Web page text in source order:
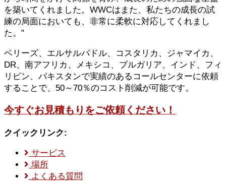
を築いてくれました。WWCはまた、私たちの成長の試
練の局面においても、非常に柔軟に対応してくれまし
た。"
ベリーズ、エルサルバドル、コスタリカ、ジャマイカ、
DR、南アフリカ、メキシコ、ブルガリア、インド、フィ
リピン、パキスタンで実績のあるコールセンターに依頼
することで、50～70％のコスト削減が可能です。
今すぐお見積もりをご依頼ください！
クイックリンク:
サービス
場所
よくある質問